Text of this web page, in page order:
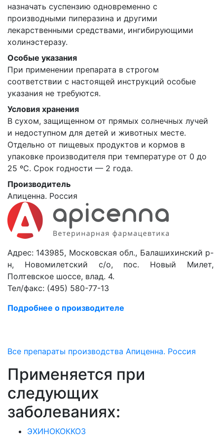
назначать суспензию одновременно с
производными пиперазина и другими
лекарственными средствами, ингибирующими
холинэстеразу.
Особые указания
При применении препарата в строгом
соответствии с настоящей инструкций особые
указания не требуются.
Условия хранения
В сухом, защищенном от прямых солнечных лучей
и недоступном для детей и животных месте.
Отдельно от пищевых продуктов и кормов в
упаковке производителя при температуре от 0 до
25 ºС. Срок годности — 2 года.
Производитель
Апиценна. Россия
Адрес: 143985, Московская обл., Балашихинский р-
н, Новомилетский с/о, пос. Новый Милет,
Полтевское шоссе, влад. 4.
Тел/факс: (495) 580-77-13
Подробнее о производителе
Все препараты производства Апиценна. Россия
Применяется при
следующих
заболеваниях:
ЭХИНОКОККОЗ